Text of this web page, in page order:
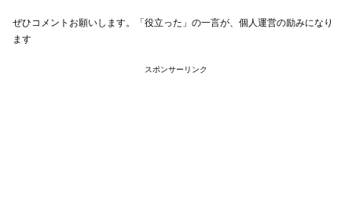
ぜひコメントお願いします。「役立った」の一言が、個人運営の励みになり
ます
スポンサーリンク